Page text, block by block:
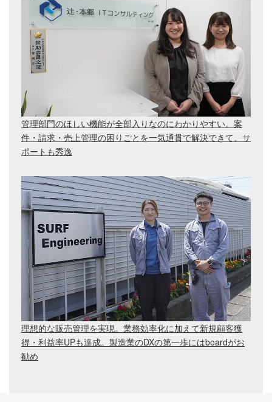
管理部門のほしい機能が全部入りなのにわかりやすい。案
件・請求・売上管理の困りごとを一気通貫で解決できて、サ
ポートも秀逸
理想的な販売管理を実現。業務効率化に加えて新規顧客獲
得・利益率UPも達成。製造業のDXの第一歩にはboardがお
勧め